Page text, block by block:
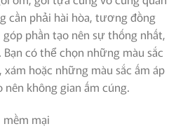
cần phải hài hòa, tương đồng
phần tạo nên sự thống nhất,
có thể chọn những màu sắc
hoặc những màu sắc ấm áp
không gian ấm cúng.
mại